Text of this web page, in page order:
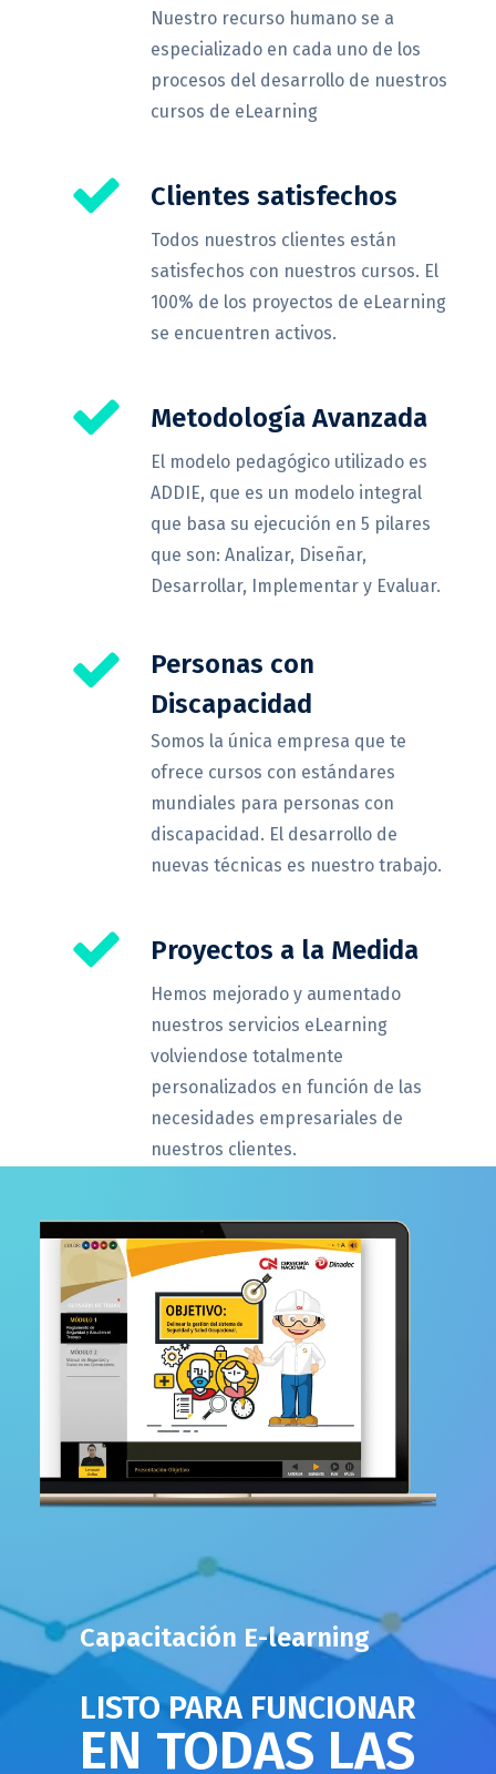
Nuestro recurso humano se a
especializado en cada uno de los
procesos del desarrollo de nuestros
cursos de eLearning
Clientes satisfechos
Todos nuestros clientes están
satisfechos con nuestros cursos. El
100% de los proyectos de eLearning
se encuentren activos.
Metodología Avanzada
El modelo pedagógico utilizado es
ADDIE, que es un modelo integral
que basa su ejecución en 5 pilares
que son: Analizar, Diseñar,
Desarrollar, Implementar y Evaluar.
Personas con
Discapacidad
Somos la única empresa que te
ofrece cursos con estándares
mundiales para personas con
discapacidad. El desarrollo de
nuevas técnicas es nuestro trabajo.
Proyectos a la Medida
Hemos mejorado y aumentado
nuestros servicios eLearning
volviendose totalmente
personalizados en función de las
necesidades empresariales de
nuestros clientes.
Capacitación E-learning
LISTO PARA FUNCIONAR
EN TODAS LAS